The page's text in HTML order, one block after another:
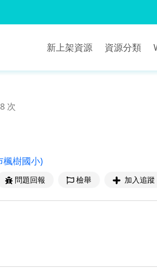
新上架資源 資源分類
次
楓樹國小)
問題回報 檢舉 加入追蹤